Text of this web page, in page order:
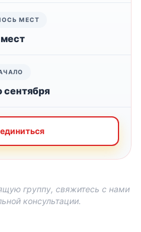
сентября
группу, свяжитесь с нами
консультации.